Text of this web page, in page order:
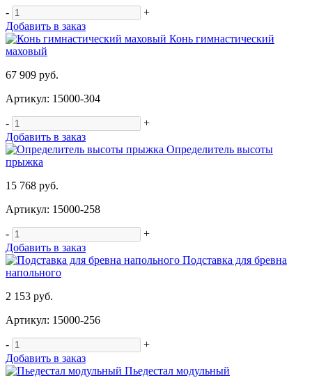
-
+
Добавить в заказ
Конь гимнастический
маховый
67 909 руб.
Артикул: 15000-304
-
+
Добавить в заказ
Определитель высоты
прыжка
15 768 руб.
Артикул: 15000-258
-
+
Добавить в заказ
Подставка для бревна
напольного
2 153 руб.
Артикул: 15000-256
-
+
Добавить в заказ
Пьедестал модульный